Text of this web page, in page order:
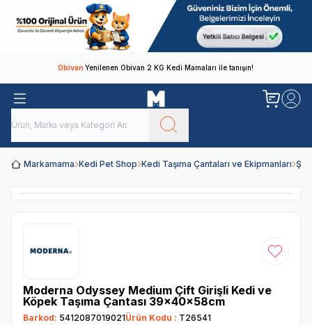
ObivanYenilenen Obivan 2 KG Kedi Mamaları ile tanışın!
Markamama Kedi Pet Shop Kedi Taşıma Çantaları ve Ekipmanları
Favoriye
Moderna Odyssey Medium Çift Girişli Kedi ve
Köpek Taşıma Çantası 39x40x58cm
Barkod: 5412087019021Ürün Kodu : T26541